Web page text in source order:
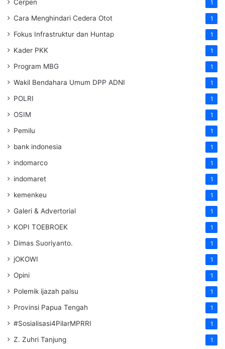
Cerpen 1
Cara Menghindari Cedera Otot 1
Fokus Infrastruktur dan Huntap 1
Kader PKK 1
Program MBG 1
Wakil Bendahara Umum DPP ADNI 1
POLRI 1
OSIM 1
Pemilu 1
bank indonesia 1
indomarco 1
indomaret 1
kemenkeu 1
Galeri & Advertorial 1
KOPI TOEBROEK 1
Dimas Suoriyanto. 1
jOKOWI 1
Opini 1
Polemik ijazah palsu 1
Provinsi Papua Tengah 1
#Sosialisasi4PilarMPRRI 1
Z. Zuhri Tanjung 1